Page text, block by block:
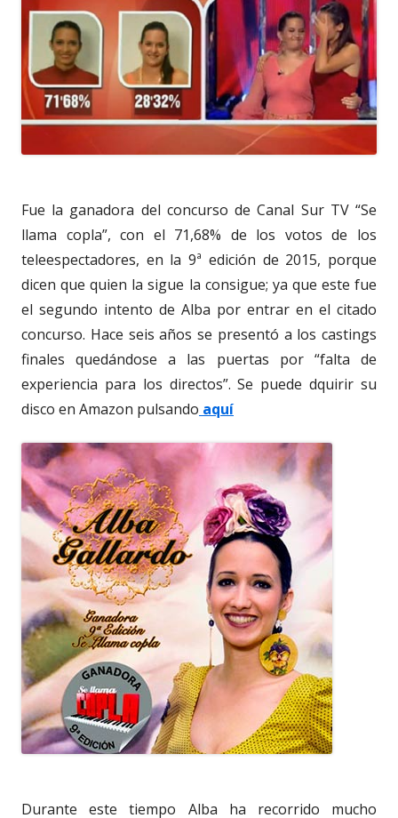
Fue la ganadora del concurso de Canal Sur TV “Se
llama copla”, con el 71,68% de los votos de los
teleespectadores, en la 9ª edición de 2015, porque
dicen que quien la sigue la consigue; ya que este fue
el segundo intento de Alba por entrar en el citado
concurso. Hace seis años se presentó a los castings
finales quedándose a las puertas por “falta de
experiencia para los directos”. Se puede dquirir su
disco en Amazon pulsando aquí
Durante este tiempo Alba ha recorrido mucho